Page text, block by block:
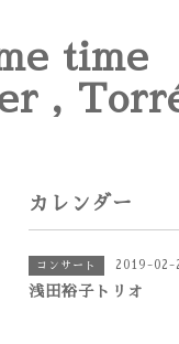
time
,
カレンダー
コンサート 2019-02-
浅田裕子トリオ